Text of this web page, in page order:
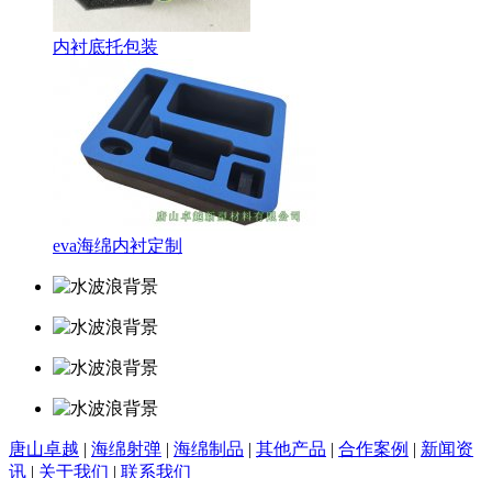
内衬底托包装
eva海绵内衬定制
唐山卓越 | 海绵射弹 | 海绵制品 | 其他产品 | 合作案例 | 新闻资
讯 | 关于我们 | 联系我们